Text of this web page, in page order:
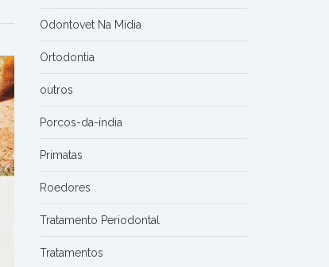
Odontovet Na Mídia
Ortodontia
outros
Porcos-da-índia
Primatas
Roedores
Tratamento Periodontal
Tratamentos